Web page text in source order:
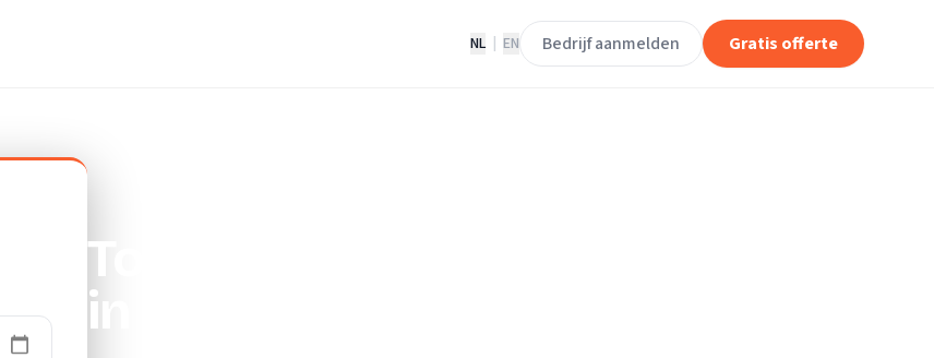
NL EN Bedrijf aanmelden Gratis offerte
Top 10 beste klusjesmannen
in Krimpen aan den IJssel